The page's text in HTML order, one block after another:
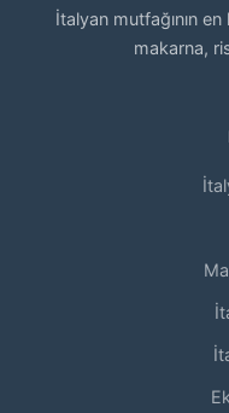
İtalyan mutfağının
makarna,